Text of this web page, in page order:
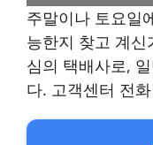
주말이나 토요일
능한지 찾고 계신
심의 택배사로,
다. 고객센터 전